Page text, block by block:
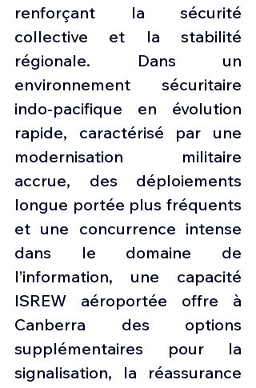
renforçant la sécurité
collective et la stabilité
régionale. Dans un
environnement sécuritaire
indo-pacifique en évolution
rapide, caractérisé par une
modernisation militaire
accrue, des déploiements
longue portée plus fréquents
et une concurrence intense
dans le domaine de
l’information, une capacité
ISREW aéroportée offre à
Canberra des options
supplémentaires pour la
signalisation, la réassurance